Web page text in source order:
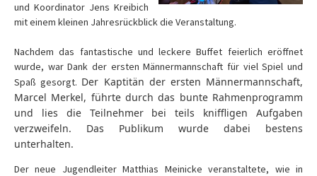
und Koordinator Jens Kreibich
mit einem kleinen Jahresrückblick die Veranstaltung.
Nachdem das fantastische und leckere Buffet feierlich eröffnet
wurde, war Dank der ersten Männermannschaft für viel Spiel und
Spaß gesorgt. Der Kaptitän der ersten Männermannschaft,
Marcel Merkel, führte durch das bunte Rahmenprogramm
und lies die Teilnehmer bei teils kniffligen Aufgaben
verzweifeln. Das Publikum wurde dabei bestens
unterhalten.
Der neue Jugendleiter Matthias Meinicke veranstaltete, wie in